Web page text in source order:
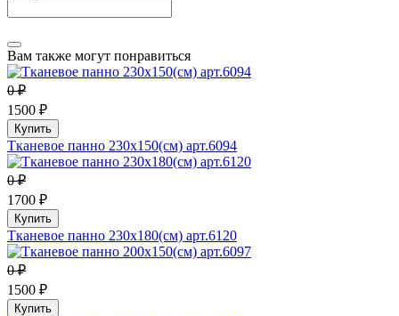
Вам также могут понравиться
0 ₽
1500 ₽
Купить
Тканевое панно 230х150(см) арт.6094
0 ₽
1700 ₽
Купить
Тканевое панно 230х180(см) арт.6120
0 ₽
1500 ₽
Купить